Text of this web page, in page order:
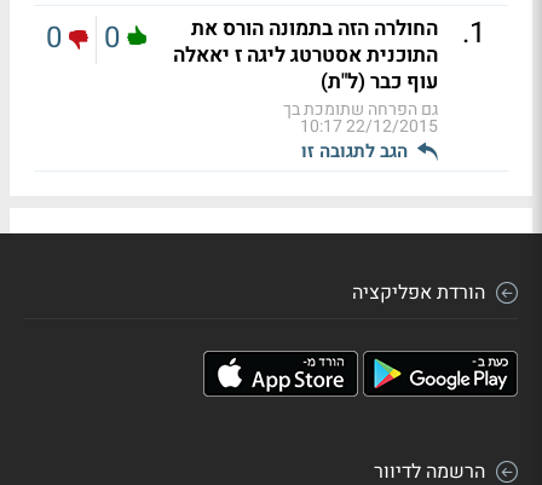
1
.
החולרה הזה בתמונה הורס את
התוכנית אסטרטג ליגה ז יאאלה
עוף כבר (ל"ת)
גם הפרחה שתומכת בך
22/12/2015 10:17
הגב לתגובה זו
0
0
הורדת אפליקציה
הרשמה לדיוור